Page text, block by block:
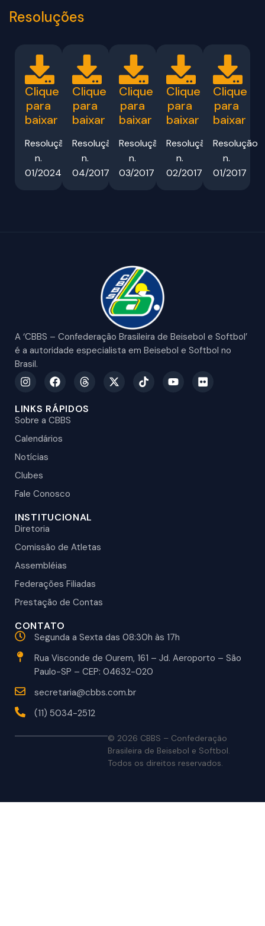
Resoluções
Clique
para
baixar
Resolução
n.
01/2024
Clique
para
baixar
Resolução
n.
04/2017
Clique
para
baixar
Resolução
n.
03/2017
Clique
para
baixar
Resolução
n.
02/2017
Clique
para
baixar
Resolução
n.
01/2017
A ‘CBBS – Confederação Brasileira de Beisebol e Softbol’
é a autoridade especialista em Beisebol e Softbol no
Brasil.
LINKS RÁPIDOS
Sobre a CBBS
Calendários
Notícias
Clubes
Fale Conosco
INSTITUCIONAL
Diretoria
Comissão de Atletas
Assembléias
Federações Filiadas
Prestação de Contas
CONTATO
Segunda a Sexta das 08:30h às 17h
Rua Visconde de Ourem, 161 – Jd. Aeroporto – São
Paulo-SP – CEP: 04632-020
secretaria@cbbs.com.br
(11) 5034-2512
© 2026 CBBS – Confederação
Brasileira de Beisebol e Softbol.
Todos os direitos reservados.